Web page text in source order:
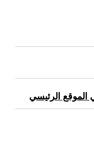
الموقع الرئيسي